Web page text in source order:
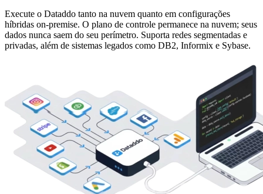
Execute o Dataddo tanto na nuvem quanto em configurações
híbridas on-premise. O plano de controle permanece na nuvem; seus
dados nunca saem do seu perímetro. Suporta redes segmentadas e
privadas, além de sistemas legados como DB2, Informix e Sybase.